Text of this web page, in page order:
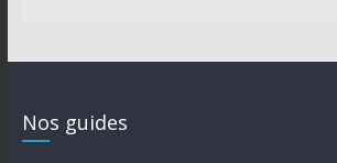
Nos guides